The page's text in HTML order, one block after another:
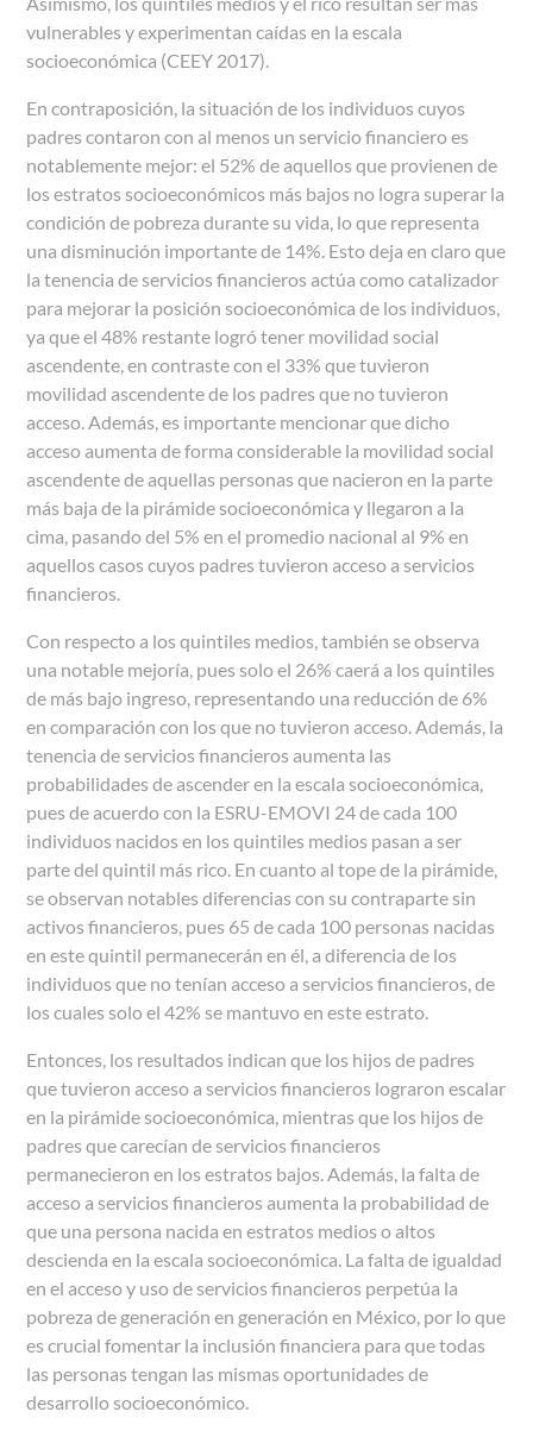
vulnerables y experimentan caídas en la escala
socioeconómica (CEEY 2017).
En contraposición, la situación de los individuos cuyos
padres contaron con al menos un servicio financiero es
notablemente mejor: el 52% de aquellos que provienen de
los estratos socioeconómicos más bajos no logra superar la
condición de pobreza durante su vida, lo que representa
una disminución importante de 14%. Esto deja en claro que
la tenencia de servicios financieros actúa como catalizador
para mejorar la posición socioeconómica de los individuos,
ya que el 48% restante logró tener movilidad social
ascendente, en contraste con el 33% que tuvieron
movilidad ascendente de los padres que no tuvieron
acceso. Además, es importante mencionar que dicho
acceso aumenta de forma considerable la movilidad social
ascendente de aquellas personas que nacieron en la parte
más baja de la pirámide socioeconómica y llegaron a la
cima, pasando del 5% en el promedio nacional al 9% en
aquellos casos cuyos padres tuvieron acceso a servicios
financieros.
Con respecto a los quintiles medios, también se observa
una notable mejoría, pues solo el 26% caerá a los quintiles
de más bajo ingreso, representando una reducción de 6%
en comparación con los que no tuvieron acceso. Además, la
tenencia de servicios financieros aumenta las
probabilidades de ascender en la escala socioeconómica,
pues de acuerdo con la ESRU-EMOVI 24 de cada 100
individuos nacidos en los quintiles medios pasan a ser
parte del quintil más rico. En cuanto al tope de la pirámide,
se observan notables diferencias con su contraparte sin
activos financieros, pues 65 de cada 100 personas nacidas
en este quintil permanecerán en él, a diferencia de los
individuos que no tenían acceso a servicios financieros, de
los cuales solo el 42% se mantuvo en este estrato.
Entonces, los resultados indican que los hijos de padres
que tuvieron acceso a servicios financieros lograron escalar
en la pirámide socioeconómica, mientras que los hijos de
padres que carecían de servicios financieros
permanecieron en los estratos bajos. Además, la falta de
acceso a servicios financieros aumenta la probabilidad de
que una persona nacida en estratos medios o altos
descienda en la escala socioeconómica. La falta de igualdad
en el acceso y uso de servicios financieros perpetúa la
pobreza de generación en generación en México, por lo que
es crucial fomentar la inclusión financiera para que todas
las personas tengan las mismas oportunidades de
desarrollo socioeconómico.